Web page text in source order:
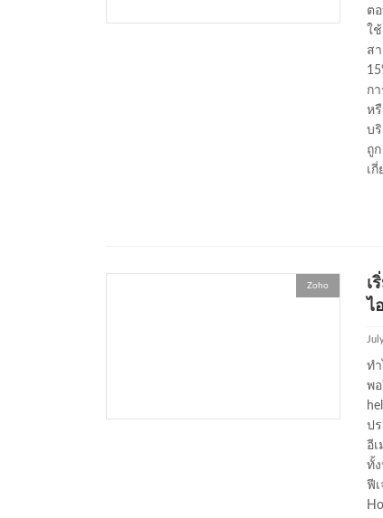
ต
ใ
ส
ก
ห
บริ
ถู
เ
Zoho
เ
ไ
ท
พ
ป
อี
ทั้
ฟี